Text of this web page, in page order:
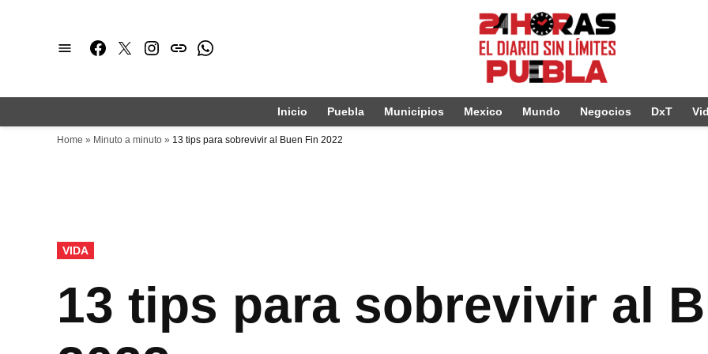
Facebook
TwitterInstagram
issuuWhatsapp
Inicio Puebla Municipios Mexico Mundo Negocios DxT
Home » Minuto a minuto » 13 tips para sobrevivir al Buen Fin 2022
PUBLICADO
EN
VIDA
13 tips para sobrevivir al